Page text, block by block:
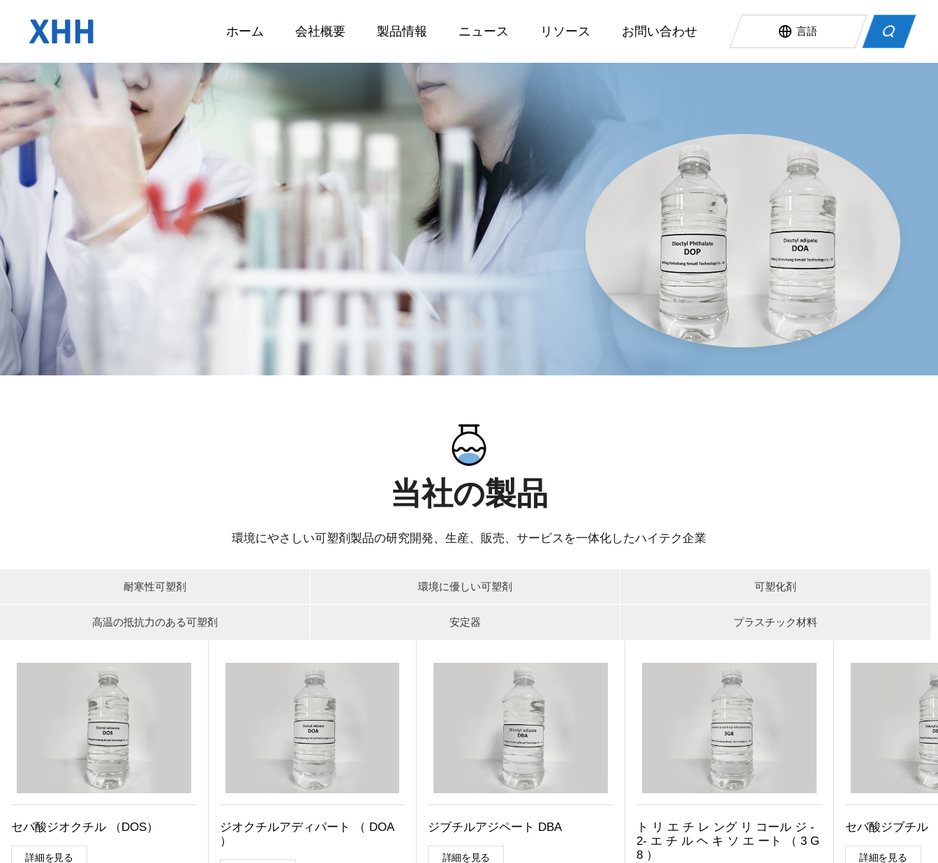
ホーム 会社概要 製品情報 ニュース リソース お問い合わせ 言語
耐寒性可塑剤
可塑化剤
プラスチック材料
研究所
当社の製品
環境にやさしい可塑剤製品の研究開発、生産、販売、サービスを一体化したハイテク企業
耐寒性可塑剤 環境に優しい可塑剤 可塑化剤
高温の抵抗力のある可塑剤 安定器 プラスチック材料
セバ酸ジオクチル （DOS）
詳細を見る
ジオクチルアディパート （ DOA
）
ジブチルアジペート DBA
詳細を見る
ト リ エ チ レ ング リ コール ジ -
2- エ チ ル ヘ キ ソ エ ート （ 3 G
8 ）
セバ酸ジブチル
詳細を見る